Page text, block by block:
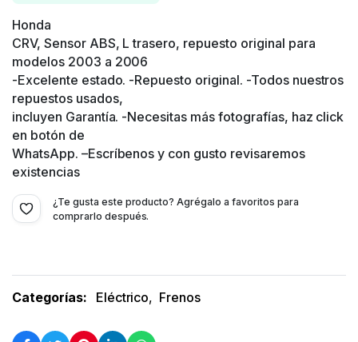
Honda
CRV, Sensor ABS, L trasero, repuesto original para
modelos 2003 a 2006
-Excelente estado. -Repuesto original. -Todos nuestros
repuestos usados,
incluyen Garantía. -Necesitas más fotografías, haz click
en botón de
WhatsApp. –Escríbenos y con gusto revisaremos
existencias
¿Te gusta este producto? Agrégalo a favoritos para
comprarlo después.
Categorías: Eléctrico, Frenos